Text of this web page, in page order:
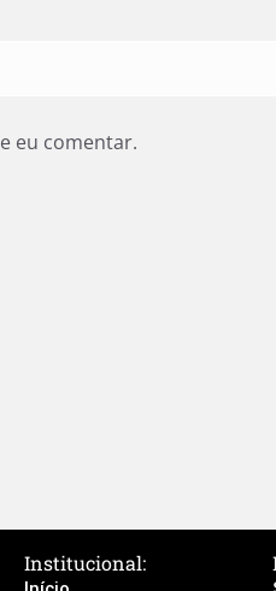
eu comentar.
Institucional: